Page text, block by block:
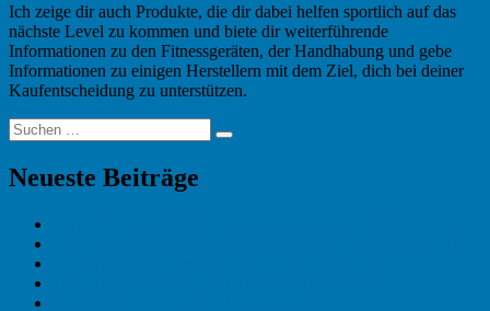
Ich zeige dir auch Produkte, die dir dabei helfen sportlich auf das
nächste Level zu kommen und biete dir weiterführende
Informationen zu den Fitnessgeräten, der Handhabung und gebe
Informationen zu einigen Herstellern mit dem Ziel, dich bei deiner
Kaufentscheidung zu unterstützen.
Suchen
nach:
Suchen
Neueste Beiträge